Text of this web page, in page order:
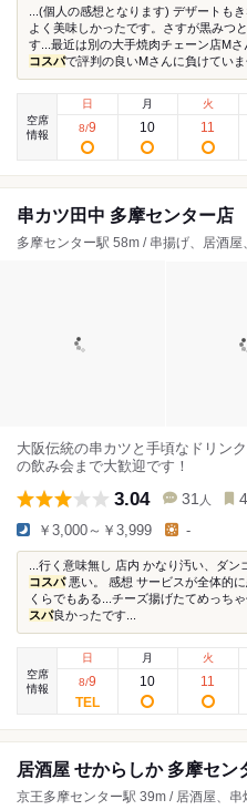
...(個人の感想となります) デザートも
よく美味しかったです。さすが黒みつ
す...最近は別の大手焼肉チェーン店M
コスパで評判の良いMさんに負けていま
空席
情報
日
8/9
月
10
火
11
串カツ田中 多摩センター店
多摩センター駅 58m / 串揚げ、居酒屋
大阪伝統の串カツと手頃なドリン
の飲み会まで大歓迎です！
3.04 31 人
￥3,000～￥3,999 -
...行く意味無し 店内 かなり汚い、ダ
コスパ悪い。 感想 サービスが全体的
くらでもある...チーズ揚げたてめっち
スパ良かったです...
空席
情報
日
8/9
月
10
火
11
居酒屋 せからしか 多摩セン
京王多摩センター駅 39m / 居酒屋、串